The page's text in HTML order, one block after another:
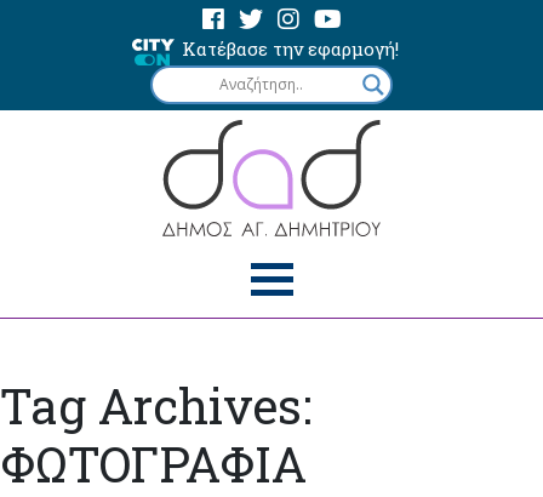
Κατέβασε την εφαρμογή!
Tag Archives:
ΦΩΤΟΓΡΑΦΙΑ